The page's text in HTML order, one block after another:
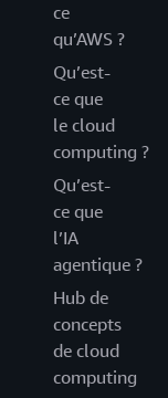
ce
qu’AWS ?
Qu’est-
ce que
le cloud
computing ?
Qu’est-
ce que
l’IA
agentique ?
Hub de
concepts
de cloud
computing